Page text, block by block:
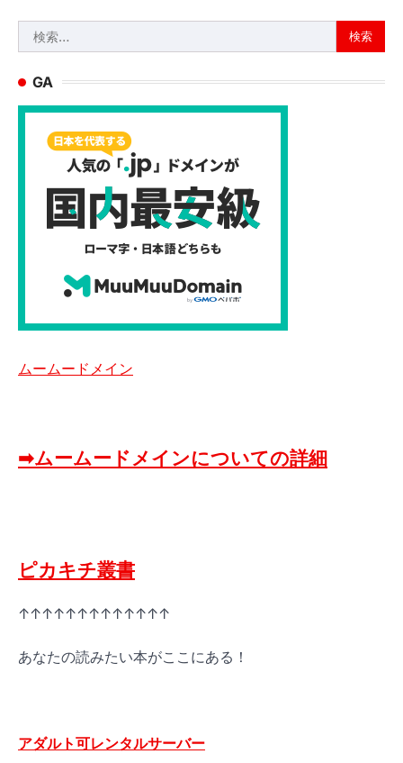
索:
GA
ムームードメイン
➡ムームードメインについての詳細
ピカキチ叢書
↑↑↑↑↑↑↑↑↑↑↑↑↑
あなたの読みたい本がここにある！
アダルト可レンタルサーバー